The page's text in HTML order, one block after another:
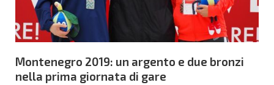
Montenegro 2019: un argento e due bronzi
nella prima giornata di gare